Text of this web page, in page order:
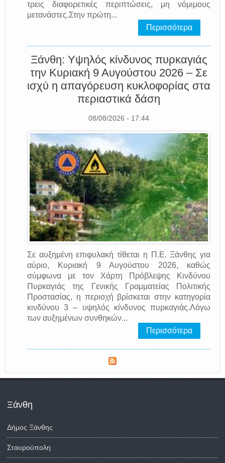
τρεις διαφορετικές περιπτώσεις, μη νόμιμους
μετανάστες.Στην πρώτη...
Περισσότερα
Ξάνθη: Υψηλός κίνδυνος πυρκαγιάς
την Κυριακή 9 Αυγούστου 2026 – Σε
ισχύ η απαγόρευση κυκλοφορίας στα
περιαστικά δάση
08/08/2026 - 17:44
Σε αυξημένη επιφυλακή τίθεται η Π.Ε. Ξάνθης για
αύριο, Κυριακή 9 Αυγούστου 2026, καθώς
σύμφωνα με τον Χάρτη Πρόβλεψης Κινδύνου
Πυρκαγιάς της Γενικής Γραμματείας Πολιτικής
Προστασίας, η περιοχή βρίσκεται στην κατηγορία
κινδύνου 3 – υψηλός κίνδυνος πυρκαγιάς.Λόγω
των αυξημένων συνθηκών...
Περισσότερα
Ξάνθη
Δήμος Ξάνθης
Σταυρούπολη